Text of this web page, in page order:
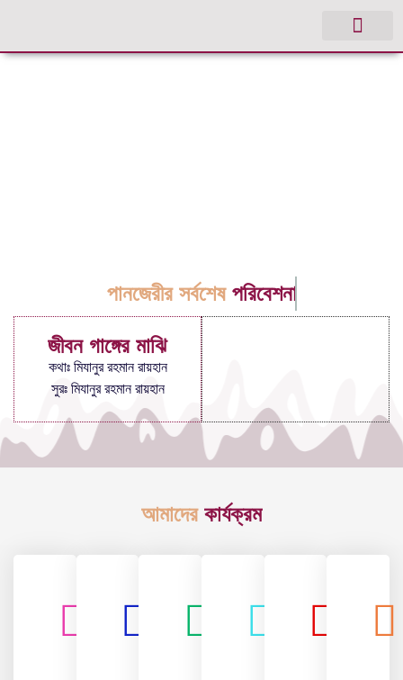
পানজেরীর সর্বশেষ পরিবেশনা
জীবন গাঙ্গের মাঝি
কথাঃ মিযানুর রহমান রায়হান
সুরঃ মিযানুর রহমান রায়হান
আমাদের কার্যক্রম